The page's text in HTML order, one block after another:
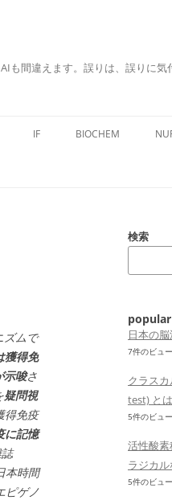
も間違えます。誤りは、誤りに
IF BIOCHEM
ズムで
獲得免
示唆さ
疑問視
得免疫
に記憶
本時間
ピゲノ
検索
日本の
7件のビュー
クラス
test) と
5件のビュー
活性酸素
ラジカ
5件のビュー